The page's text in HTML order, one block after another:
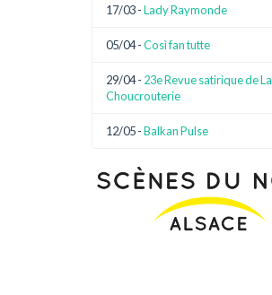
17/03 -Lady Raymonde
05/04 -Così fan tutte
29/04 - 23e Revue satirique de La
Choucrouterie
12/05 -Balkan Pulse